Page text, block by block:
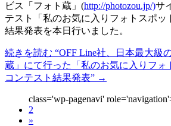
ビス「フォト蔵」(http://photozou.jp/)サ
テスト「私のお気に入りフォトスポッ
結果発表を本日行いました。
続きを読む “OFF Line社、日本最大級
蔵」にて行った「私のお気に入りフォ
コンテスト結果発表” →
class='wp-pagenavi'
2
»